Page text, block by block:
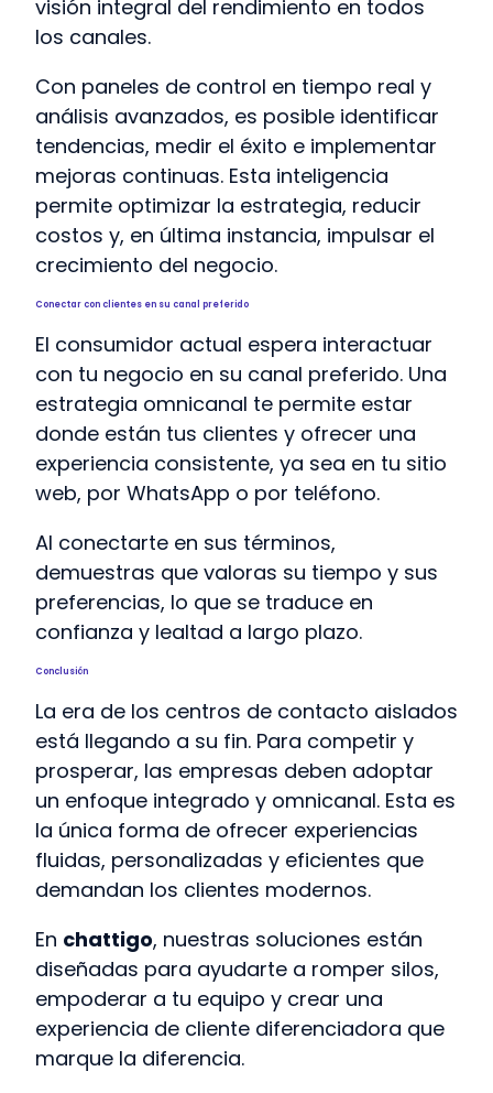
visión integral del rendimiento en todos
los canales.
Con paneles de control en tiempo real y
análisis avanzados, es posible identificar
tendencias, medir el éxito e implementar
mejoras continuas. Esta inteligencia
permite optimizar la estrategia, reducir
costos y, en última instancia, impulsar el
crecimiento del negocio.
Conectar con clientes en su canal preferido
El consumidor actual espera interactuar
con tu negocio en su canal preferido. Una
estrategia omnicanal te permite estar
donde están tus clientes y ofrecer una
experiencia consistente, ya sea en tu sitio
web, por WhatsApp o por teléfono.
Al conectarte en sus términos,
demuestras que valoras su tiempo y sus
preferencias, lo que se traduce en
confianza y lealtad a largo plazo.
Conclusión
La era de los centros de contacto aislados
está llegando a su fin. Para competir y
prosperar, las empresas deben adoptar
un enfoque integrado y omnicanal. Esta es
la única forma de ofrecer experiencias
fluidas, personalizadas y eficientes que
demandan los clientes modernos.
En chattigo, nuestras soluciones están
diseñadas para ayudarte a romper silos,
empoderar a tu equipo y crear una
experiencia de cliente diferenciadora que
marque la diferencia.